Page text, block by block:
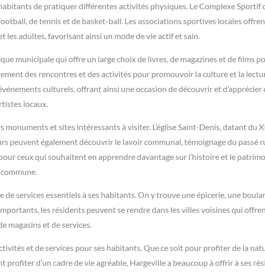
de pratiquer différentes activités physiques. Le Complexe Sportif
de tennis et de basket-ball. Les associations sportives locales
les adultes, favorisant ainsi un mode de vie actif et sain.
municipale qui offre un large choix de livres, de magazines et de films
des rencontres et des activités pour promouvoir la culture et la
culturels, offrant ainsi une occasion de découvrir et
locaux.
et sites intéressants à visiter. L’église Saint-Denis, datant du
peuvent également découvrir le lavoir communal, témoignage du passé
ceux qui souhaitent en apprendre davantage sur l’histoire et le
commune.
services essentiels à ses habitants. On y trouve une épicerie, une
les résidents peuvent se rendre dans les villes voisines qui
magasins et de services.
et de services pour ses habitants. Que ce soit pour profiter de la
d’un cadre de vie agréable, Hargeville a beaucoup à offrir à ses